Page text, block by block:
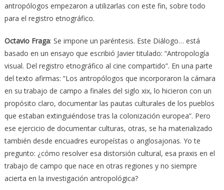
antropólogos empezaron a utilizarlas con este fin, sobre todo
para el registro etnográfico.
Octavio Fraga: Se impone un paréntesis. Este Diálogo… está
basado en un ensayo que escribió Javier titulado: “Antropología
visual. Del registro etnográfico al cine compartido”. En una parte
del texto afirmas: “Los antropólogos que incorporaron la cámara
en su trabajo de campo a finales del siglo xix, lo hicieron con un
propósito claro, documentar las pautas culturales de los pueblos
que estaban extinguiéndose tras la colonización europea”. Pero
ese ejercicio de documentar culturas, otras, se ha materializado
también desde encuadres europeístas o anglosajonas. Yo te
pregunto: ¿cómo resolver esa distorsión cultural, esa praxis en el
trabajo de campo que nace en otras regiones y no siempre
acierta en la investigación antropológica?